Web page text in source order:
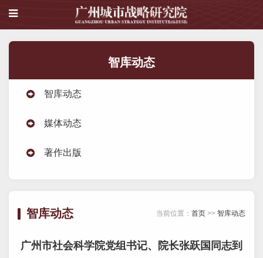
智库动态
智库动态
媒体动态
著作出版
智库动态 当前位置： 首页 >> 智库动态
广州市社会科学院党组书记、院长张跃国同志到